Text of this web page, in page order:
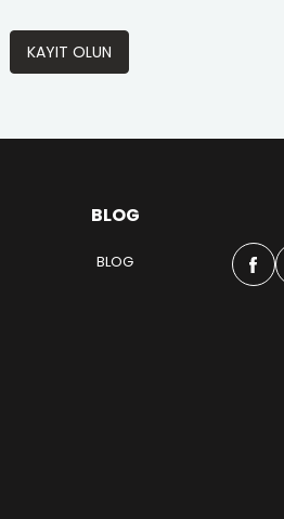
KAYIT OLUN
BLOG
BLOG